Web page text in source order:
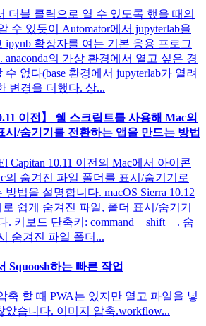
더블 클릭으로 열 수 있도록 했을 때의
수 있듯이 Automator에서 jupyterlab을
ipynb 확장자를 여는 기본 응용 프로그
의 가상 환경에서 열고 싶은 경
없다(base 환경에서 jupyterlab가 열려
변경을 더했다. 상...
이전】 쉘 스크립트를 사용해 Mac의
시/숨기기를 전환하는 앱을 만드는 방법
Capitan 10.11 이전의 Mac에서 아이콘
의 숨겨진 파일 폴더를 표시/숨기기로
법을 설명합니다. macOS Sierra 10.12
쉽게 숨겨진 파일, 폴더 표시/숨기기
. 키보드 단축키: command + shift + . 숨
숨겨진 파일 폴더...
Squoosh하는 빠른 작업
축 할 때 PWA는 있지만 열고 파일을 넣
았습니다. 이미지 압축.workflow...